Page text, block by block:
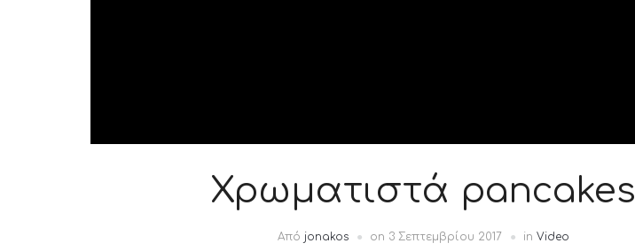
Χρωματιστά pancakes
Από jonakos on 3 Σεπτεμβρίου 2017 in Video